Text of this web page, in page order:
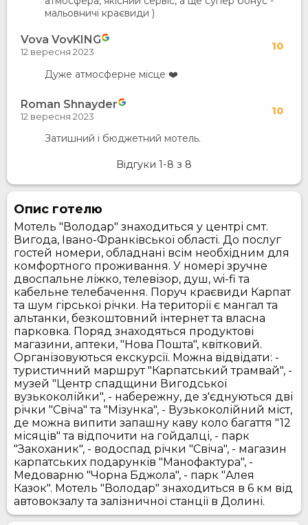
мальовничі краєвиди )
Vova VovKING 10
12 вересня 2023
Дуже атмосферне місце ❤️
Roman Shnayder 10
12 вересня 2023
Затишний і бюджетний мотель.
Відгуки 1-8 з 8
Опис готелю
Мотель "Володар" знаходиться у центрі смт.
Вигода, Івано-Франківської області. До послуг
гостей номери, обладнані всім необхідним для
комфортного проживання. У номері зручне
двоспальне ліжко, телевізор, душ, wi-fi та
кабельне телебачення. Поруч краєвиди Карпат
та шум гірської річки. На території є мангал та
альтанки, безкоштовний інтернет та власна
парковка. Поряд знаходяться продуктові
магазини, аптеки, "Нова Пошта", квітковий.
Організовуються екскурсії. Можна відвідати: -
туристичний маршрут "Карпатський трамвай", -
музей "Центр спадщини Вигодської
вузькоколійки", - набережну, де з'єднуються дві
річки "Свіча" та "Мізунка", - Вузькоколійний міст,
де можна випити запашну каву коло багаття "12
місяців" та відпочити на гойдалці, - парк
"Закоханик", - водоспад річки "Свіча", - магазин
карпатських подарунків "Манофактура", -
Медоварню "Чорна Бджола", - парк "Алея
Казок". Мотель "Володар" знаходиться в 6 км від
автовокзалу та залізничної станції в Долині.